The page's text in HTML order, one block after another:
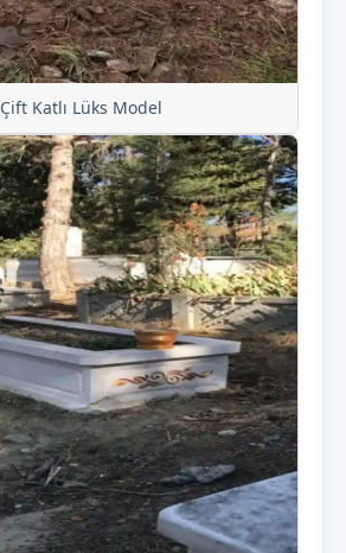
Çift Katlı Lüks Model